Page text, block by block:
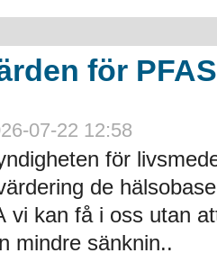
för
07-22 12:58
för
de
vi kan få i oss utan
mindre sänknin..